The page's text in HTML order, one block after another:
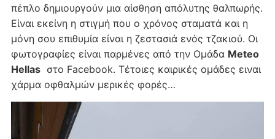
πέπλο δημιουργούν μια αίσθηση απόλυτης θαλπωρής.
Είναι εκείνη η στιγμή που ο χρόνος σταματά και η
μόνη σου επιθυμία είναι η ζεστασιά ενός τζακιού. Οι
φωτογραφίες είναι παρμένες από την Ομάδα Meteo
Hellasστο Facebook. Τέτοιες καιρικές ομάδες ειναι
χάρμα οφθαλμών μερικές φορές…